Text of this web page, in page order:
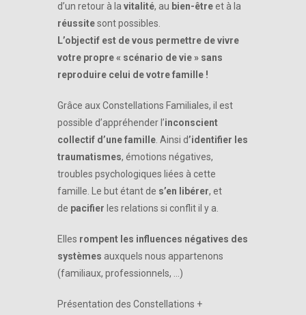
d’un retour à la vitalité, au bien-êtreet à la
réussitesont possibles.
L’objectif est de vous permettre de vivre
votre propre « scénario de vie » sans
reproduire celui de votre famille !
Grâce aux Constellations Familiales, il est
possible d’appréhender l’inconscient
collectif d’une famille . Ainsi d’identifier les
traumatismes, émotions négatives,
troubles psychologiques liées à cette
famille. Le but étant de s’en libérer, et
de pacifier les relations si conflit il y a.
Elles rompent les influences négatives des
systèmes auxquels nous appartenons
(familiaux, professionnels, …)
Présentation des Constellations +